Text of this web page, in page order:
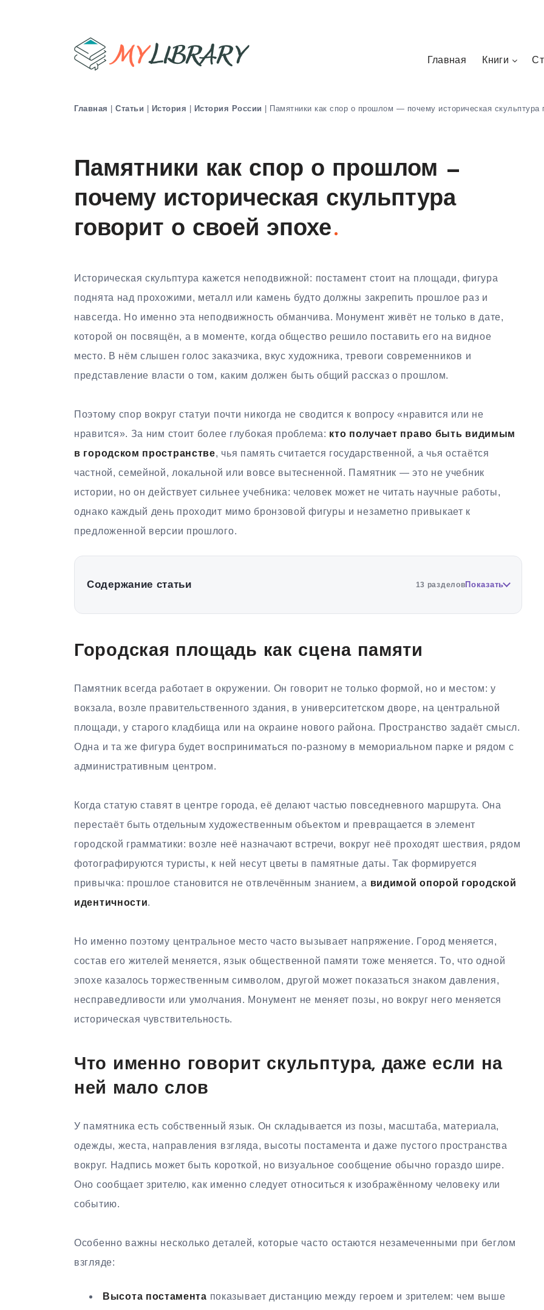
Главная Книги
Главная | Статьи | История | История России | Памятники как спор о прошлом — почему историческая скульптура
Памятники как спор о прошлом —
почему историческая скульптура
говорит о своей эпохе
Историческая скульптура кажется неподвижной: постамент стоит на площади, фигура
поднята над прохожими, металл или камень будто должны закрепить прошлое раз и
навсегда. Но именно эта неподвижность обманчива. Монумент живёт не только в дате,
которой он посвящён, а в моменте, когда общество решило поставить его на видное
место. В нём слышен голос заказчика, вкус художника, тревоги современников и
представление власти о том, каким должен быть общий рассказ о прошлом.
Поэтому спор вокруг статуи почти никогда не сводится к вопросу «нравится или не
нравится». За ним стоит более глубокая проблема: кто получает право быть видимым
в городском пространстве, чья память считается государственной, а чья остаётся
частной, семейной, локальной или вовсе вытесненной. Памятник — это не учебник
истории, но он действует сильнее учебника: человек может не читать научные работы,
однако каждый день проходит мимо бронзовой фигуры и незаметно привыкает к
предложенной версии прошлого.
Содержание статьи 13 разделовПоказать
Городская площадь как сцена памяти
Памятник всегда работает в окружении. Он говорит не только формой, но и местом: у
вокзала, возле правительственного здания, в университетском дворе, на центральной
площади, у старого кладбища или на окраине нового района. Пространство задаёт смысл.
Одна и та же фигура будет восприниматься по-разному в мемориальном парке и рядом с
административным центром.
Когда статую ставят в центре города, её делают частью повседневного маршрута. Она
перестаёт быть отдельным художественным объектом и превращается в элемент
городской грамматики: возле неё назначают встречи, вокруг неё проходят шествия, рядом
фотографируются туристы, к ней несут цветы в памятные даты. Так формируется
привычка: прошлое становится не отвлечённым знанием, а видимой опорой городской
идентичности.
Но именно поэтому центральное место часто вызывает напряжение. Город меняется,
состав его жителей меняется, язык общественной памяти тоже меняется. То, что одной
эпохе казалось торжественным символом, другой может показаться знаком давления,
несправедливости или умолчания. Монумент не меняет позы, но вокруг него меняется
историческая чувствительность.
Что именно говорит скульптура, даже если на
ней мало слов
У памятника есть собственный язык. Он складывается из позы, масштаба, материала,
одежды, жеста, направления взгляда, высоты постамента и даже пустого пространства
вокруг. Надпись может быть короткой, но визуальное сообщение обычно гораздо шире.
Оно сообщает зрителю, как именно следует относиться к изображённому человеку или
событию.
Особенно важны несколько деталей, которые часто остаются незамеченными при беглом
взгляде:
Высота постамента показывает дистанцию между героем и зрителем: чем выше